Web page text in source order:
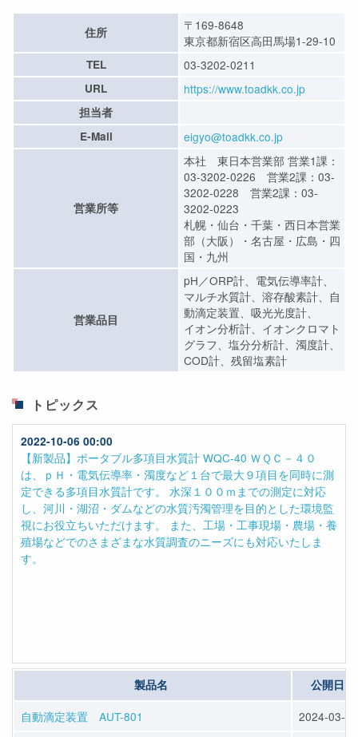
住所
〒169-8648
東京都新宿区高田馬場1-29-10
TEL 03-3202-0211
URL https://www.toadkk.co.jp
担当者
E-Mail
eigyo@toadkk.co.jp
営業所等
本社 東日本営業部 営業1課：
03-3202-0226 営業2課：03-
3202-0228 営業2課：03-
3202-0223
札幌・仙台・千葉・西日本営業
部（大阪）・名古屋・広島・四
国・九州
営業品目
pH／ORP計、電気伝導率計、
マルチ水質計、溶存酸素計、自
動滴定装置、吸光光度計、
イオン分析計、イオンクロマト
グラフ、塩分分析計、濁度計、
COD計、残留塩素計
トピックス
製品名 公開日
自動滴定装置 AUT-801
2024-03-26